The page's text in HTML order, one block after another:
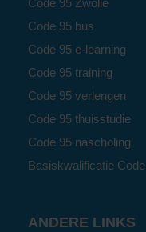
Code 95 Zwolle
Code 95 bus
Code 95 e-learning
Code 95 training
Code 95 verlengen
Code 95 thuisstudie
Code 95 nascholing
Basiskwalificatie
ANDERE LINKS